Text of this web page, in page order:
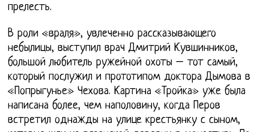
прелесть.
В роли «враля», увлеченно рассказывающего
небылицы, выступил врач Дмитрий Кувшинников,
большой любитель ружейной охоты – тот самый,
который послужил и прототипом доктора Дымова в
«Попрыгунье» Чехова. Картина «Тройка» уже была
написана более, чем наполовину, когда Перов
встретил однажды на улице крестьянку с сыном,